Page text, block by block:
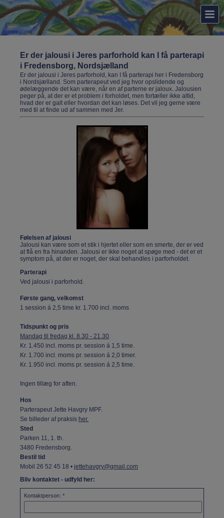
Er der jalousi i Jeres parforhold kan I få parterapi
i Fredensborg, Nordsjælland
Er der jalousi i Jeres parforhold, kan I få parterapi her i Fredensborg
i Nordsjælland. Som parterapeut ved jeg hvor opslidende og
ødelæggende det kan være, når en af parterne er jaloux. Jalousien
peger på, at der er et problem i forholdet, men fortæller ikke altid,
hvad der er galt eller hvordan det kan løses. Det vil jeg gerne være
med til at finde ud af sammen med Jer.
Følelsen af jalousi
Jalousi kan være som et stik i hjertet eller som en smerte, der er ved
at flå en fra hinanden. Jalousi er ikke noget at spøge med - det er et
symptom på, at der er noget, der skal behandles i parforholdet.
Parterapi
Ved jalousi i parforhold.
Første gang, velkomst
1 session á 2,5 time kr. 1.700 incl. moms
Tidspunkt og pris
Mandag til fredag kl. 8.30 - 21.30.
Kr. 1.450 incl. moms pr. session á 1,5 time.
Kr. 1.700 incl. moms pr. session á 2,0 timer.
Kr. 1.950 incl. moms pr. session á 2,5 time.
Ingen tillæg for aften.
Hos
Parterapeut Jette Havgry MPF.
Se billeder af praksis her.
Sted
Parken 11, 1. th.
3480 Fredensborg.
Bestil tid
Mobil 26 52 45 18 • jettehavgry@gmail.com
Bliv kontaktet - udfyld her:
Kontaktperson: